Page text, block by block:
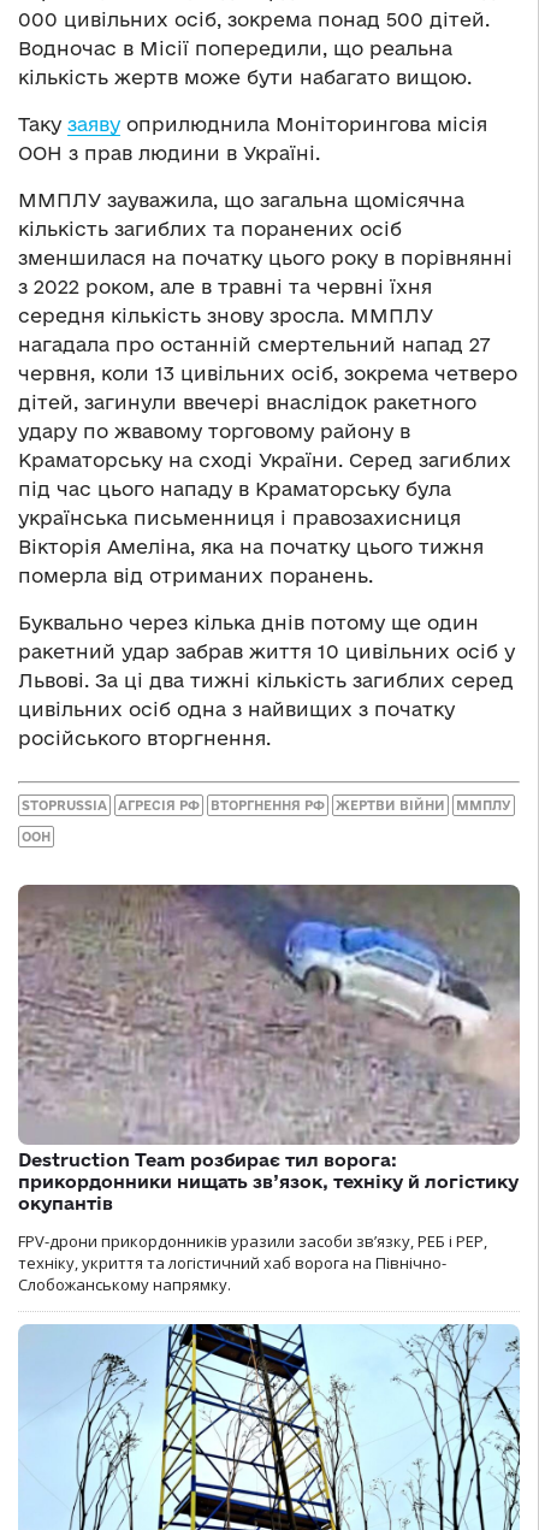
000 цивільних осіб, зокрема понад 500 дітей.
Водночас в Місії попередили, що реальна
кількість жертв може бути набагато вищою.
Таку заяву оприлюднила Моніторингова місія
ООН з прав людини в Україні.
ММПЛУ зауважила, що загальна щомісячна
кількість загиблих та поранених осіб
зменшилася на початку цього року в порівнянні
з 2022 роком, але в травні та червні їхня
середня кількість знову зросла. ММПЛУ
нагадала про останній смертельний напад 27
червня, коли 13 цивільних осіб, зокрема четверо
дітей, загинули ввечері внаслідок ракетного
удару по жвавому торговому району в
Краматорську на сході України. Серед загиблих
під час цього нападу в Краматорську була
українська письменниця і правозахисниця
Вікторія Амеліна, яка на початку цього тижня
померла від отриманих поранень.
Буквально через кілька днів потому ще один
ракетний удар забрав життя 10 цивільних осіб у
Львові. За ці два тижні кількість загиблих серед
цивільних осіб одна з найвищих з початку
російського вторгнення.
STOPRUSSIA АГРЕСІЯ РФ ВТОРГНЕННЯ РФ ЖЕРТВИ ВІЙНИ ММПЛУ
ООН
Destruction Team розбирає тил ворога:
прикордонники нищать зв’язок, техніку й логістику
окупантів
FPV-дрони прикордонників уразили засоби зв’язку, РЕБ і РЕР,
техніку, укриття та логістичний хаб ворога на Північно-
Слобожанському напрямку.